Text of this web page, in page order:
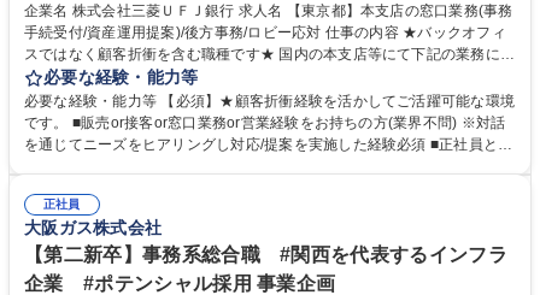
企業名 株式会社三菱ＵＦＪ銀行 求人名 【東京都】本支店の窓口業務(事務
手続受付/資産運用提案)/後方事務/ロビー応対 仕事の内容 ★バックオフィ
スではなく顧客折衝を含む職種です★ 国内の本支店等にて下記の業務に従
事していただきます。 ■窓口/後方/ロビーにて事務手続等の受付・オペレ
ーション、お客様対応 ■窓口にて、ご来店された個人のお客様に対して金
融商品のご提案 ■効率的な事務運用の検討・構築等 ≪業務紹介：ご応募前
に必ずご覧ください≫ ※記事 https://www.mysite.bk.mufg.jp/career/circle/
必要な経験・能力等
必要な経験・能力等 【必須】★顧客折衝経験を活かしてご活躍可能な環境
です。 ■販売or接客or窓口業務or営業経験をお持ちの方(業界不問) ※対話
を通じてニーズをヒアリングし対応/提案を実施した経験必須 ■正社員とし
るので安心して入行いただけます。 幅広いキャリアの選択肢があり、公募
や社内副業等を活用し、 一人ひとりが挑戦できるカルチャーが浸透してい
ます。 学歴・資格 学歴：大学院 大学 高専 短大 専修学校 高校 語学力：
資格：
正社員
大阪ガス株式会社
【第二新卒】事務系総合職 #関西を代表するインフラ
企業 #ポテンシャル採用 事業企画